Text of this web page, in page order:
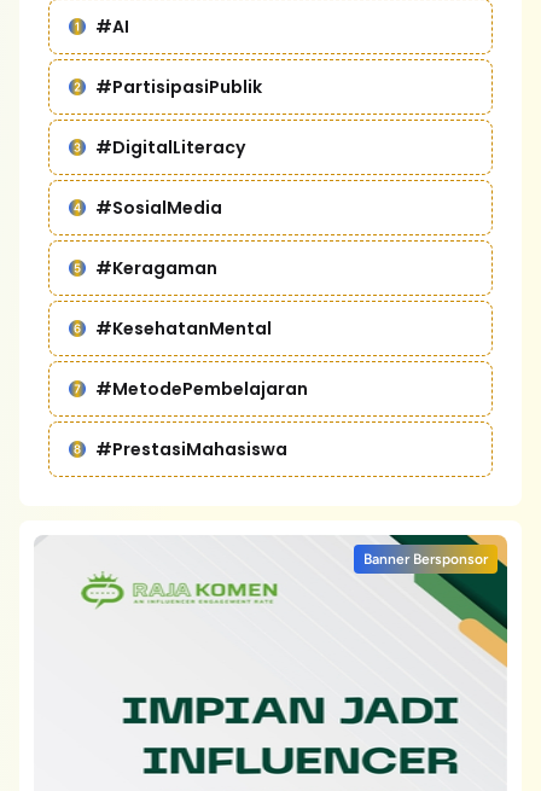
#AI
#PartisipasiPublik
#DigitalLiteracy
#SosialMedia
#Keragaman
#KesehatanMental
#MetodePembelajaran
#PrestasiMahasiswa
Banner Bersponsor